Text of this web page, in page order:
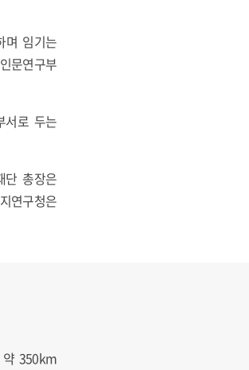
며 임기는
문연구부
서로 두는
단 총장은
연구청은
약 350km